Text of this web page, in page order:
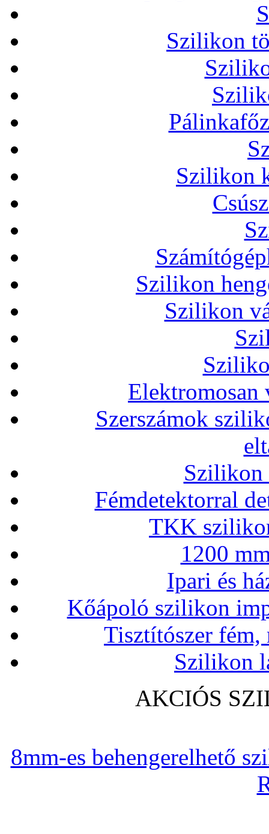
Szilikon
Szilikon
Szilikon
Szilikon
Elektromosan
Szerszámok
Szilikon
Fémdetektorral
TKK
1200
Ipari és
Kőápoló szilikon
Tisztítószer
Szilikon
AKCIÓS
8mm-es behengerelhető